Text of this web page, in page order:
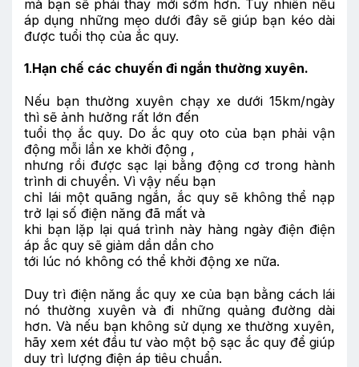
mà bạn sẽ phải thay mới sớm hơn. Tuy nhiên nếu
áp dụng những mẹo dưới đây sẽ giúp bạn kéo dài
được tuổi thọ của ắc quy.
1.Hạn chế các chuyến đi ngắn thường xuyên.
Nếu bạn thường xuyên chạy xe dưới 15km/ngày
thì sẽ ảnh hưởng rất lớn đến
tuổi thọ ắc quy. Do ắc quy oto của bạn phải vận
động mỗi lần xe khởi động ,
nhưng rồi được sạc lại bằng động cơ trong hành
trình di chuyển. Vì vậy nếu bạn
chỉ lái một quãng ngắn, ắc quy sẽ không thể nạp
trở lại số điện năng đã mất và
khi bạn lặp lại quá trình này hàng ngày điện điện
áp ắc quy sẽ giảm dần dần cho
tới lúc nó không có thể khởi động xe nữa.
Duy trì điện năng ắc quy xe của bạn bằng cách lái
nó thường xuyên và đi những quảng đường dài
hơn. Và nếu bạn không sử dụng xe thường xuyên,
hãy xem xét đầu tư vào một bộ sạc ắc quy để giúp
duy trì lượng điện áp tiêu chuẩn.